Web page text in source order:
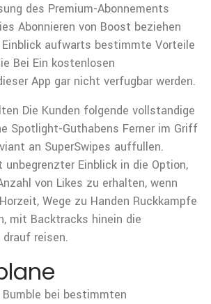
des Premium-Abonnements
Abonnieren von Boost beziehen
aufwarts bestimmte Vorteile
Bei Ein kostenlosen
App gar nicht verfugbar werden.
Die Kunden folgende vollstandige
Spotlight-Guthabens Ferner im Griff
an SuperSwipes auffullen.
Einblick in die Option,
von Likes zu erhalten, wenn
Wege zu Handen Ruckkampfe
mit Backtracks hinein die
reisen.
bei bestimmten